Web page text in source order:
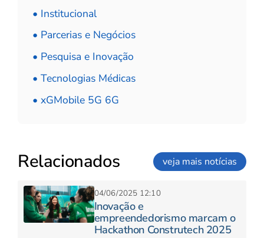
• Institucional
• Parcerias e Negócios
• Pesquisa e Inovação
• Tecnologias Médicas
• xGMobile 5G 6G
Relacionados veja mais notícias
04/06/2025 12:10
Inovação e
empreendedorismo marcam o
Hackathon Construtech 2025